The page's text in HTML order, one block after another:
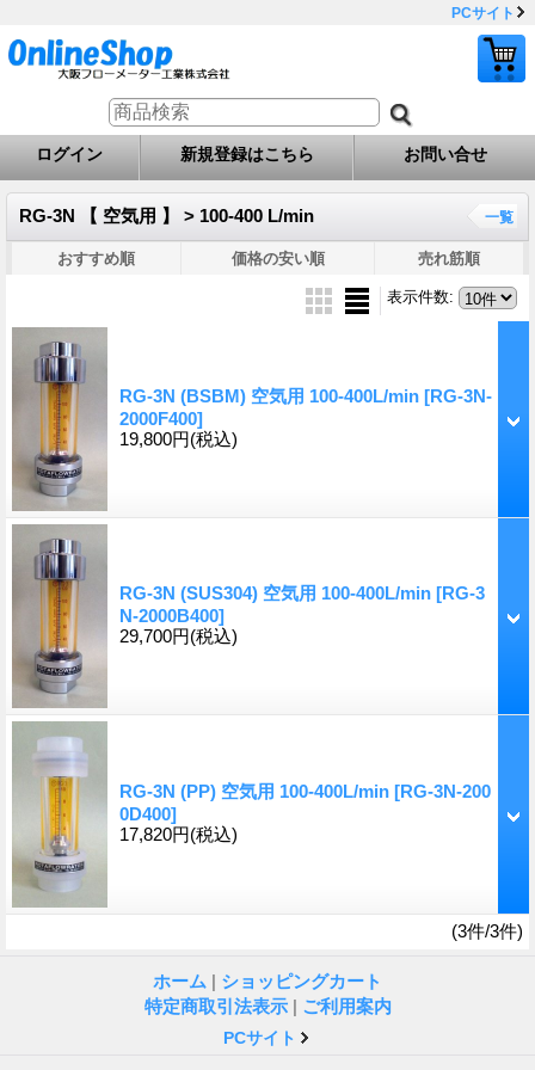
PCサイト
ログイン 新規登録はこちら お問い合せ
RG-3N 【 空気用 】 > 100-400 L/min 一覧
おすすめ順 価格の安い順 売れ筋順
表示件数:
RG-3N (BSBM) 空気用 100-400L/min [RG-3N-
2000F400]
19,800円(税込)
RG-3N (SUS304) 空気用 100-400L/min [RG-3
N-2000B400]
29,700円(税込)
RG-3N (PP) 空気用 100-400L/min [RG-3N-200
0D400]
17,820円(税込)
(3件/3件)
ホーム | ショッピングカート
特定商取引法表示 | ご利用案内
PCサイト